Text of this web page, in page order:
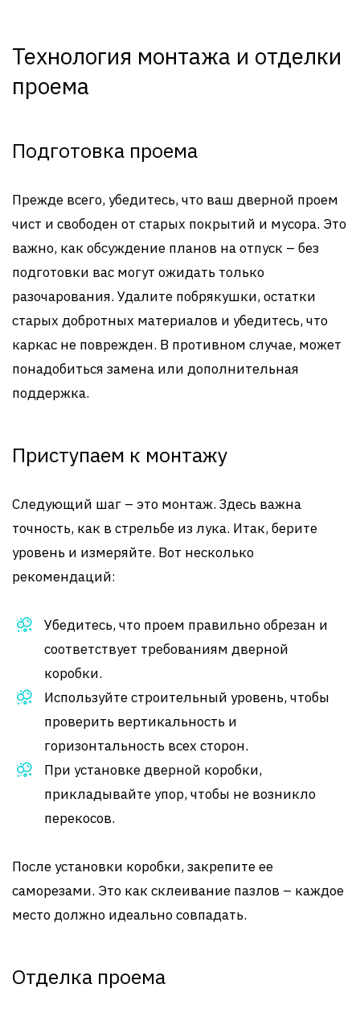
Технология монтажа и отделки
проема
Подготовка проема
Прежде всего, убедитесь, что ваш дверной проем
чист и свободен от старых покрытий и мусора. Это
важно, как обсуждение планов на отпуск – без
подготовки вас могут ожидать только
разочарования. Удалите побрякушки, остатки
старых добротных материалов и убедитесь, что
каркас не поврежден. В противном случае, может
понадобиться замена или дополнительная
поддержка.
Приступаем к монтажу
Следующий шаг – это монтаж. Здесь важна
точность, как в стрельбе из лука. Итак, берите
уровень и измеряйте. Вот несколько
рекомендаций:
Убедитесь, что проем правильно обрезан и
соответствует требованиям дверной
коробки.
Используйте строительный уровень, чтобы
проверить вертикальность и
горизонтальность всех сторон.
При установке дверной коробки,
прикладывайте упор, чтобы не возникло
перекосов.
После установки коробки, закрепите ее
саморезами. Это как склеивание пазлов – каждое
место должно идеально совпадать.
Отделка проема